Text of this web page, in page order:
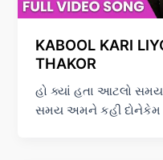
KABOOL KARI
THAKOR
હો ક્યાં હતા આટલો
સમય અમને કહી દોનેકેમ